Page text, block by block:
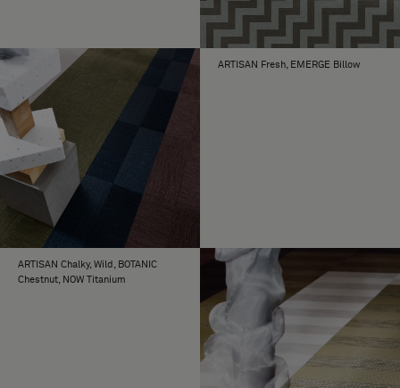
ARTISAN Fresh, EMERGE Billow
ARTISAN Chalky, Wild, BOTANIC
Chestnut, NOW Titanium